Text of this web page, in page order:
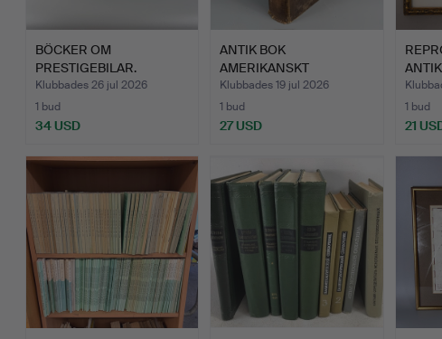
BÖCKER OM
PRESTIGEBILAR.
Klubbades 26 jul 2026
1 bud
34 USD
ANTIK BOK
AMERIKANSKT
INTRESSE.
Klubbades 19 jul 2026
1 bud
27 USD
1 bud
21